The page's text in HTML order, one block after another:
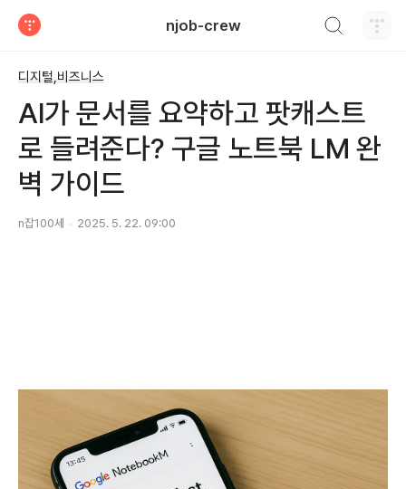
njob-crew
디지털,비즈니스
AI가 문서를 요약하고 팟캐스트
로 들려준다? 구글 노트북 LM 완
벽 가이드
n잡100세 2025. 5. 22. 09:00